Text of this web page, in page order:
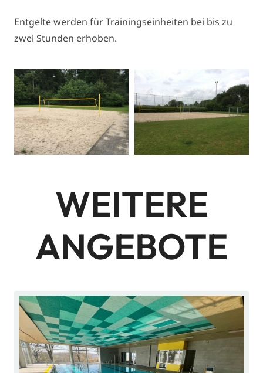
Entgelte werden für Trainingseinheiten bei bis zu
zwei Stunden erhoben.
WEITERE
ANGEBOTE